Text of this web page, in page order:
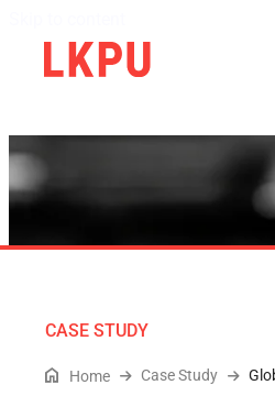
CASE STUDY
Home Case Study